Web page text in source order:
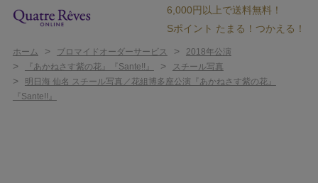
6,000円以上で送料無料！
Sポイント たまる！つかえる！
ホーム > ブロマイドオーダーサービス > 2018年公演
> 『あかねさす紫の花』『Sante!!』 > スチール写真
>
明日海 仙名 スチール写真／花組博多座公演『あかねさす紫の花』
『Sante!!』